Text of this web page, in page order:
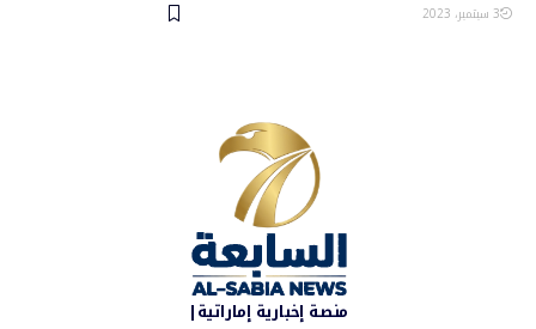
3 سبتمبر، 2023
منصة إخبارية إماراتية|